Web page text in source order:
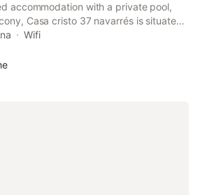
accommodation with a private pool,
Casa cristo 37 navarrés is situated
features accommodation with a patio.
the property.
Wifi